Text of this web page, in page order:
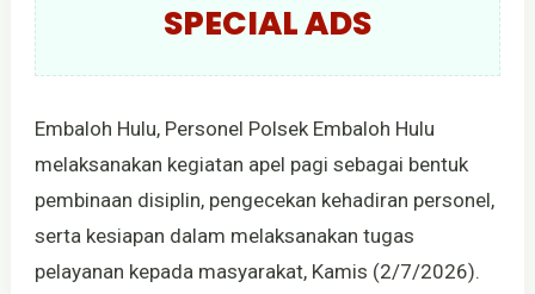
SPECIAL ADS
Embaloh Hulu, Personel Polsek Embaloh Hulu
melaksanakan kegiatan apel pagi sebagai bentuk
pembinaan disiplin, pengecekan kehadiran personel,
serta kesiapan dalam melaksanakan tugas
pelayanan kepada masyarakat, Kamis (2/7/2026).